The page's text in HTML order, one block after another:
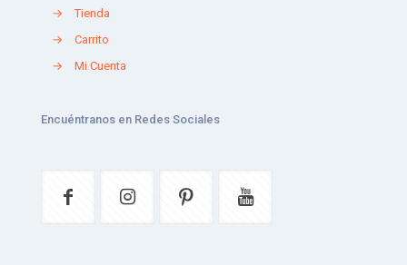
→
Tienda
→
Carrito
→
Mi Cuenta
Encuéntranos en Redes Sociales